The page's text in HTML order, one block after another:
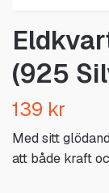
(925
139 kr
Med sitt
att både kraft